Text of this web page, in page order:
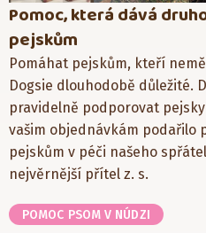
Pomoc, která dává
pejskům
Pomáhat pejskům, kteří
Dogsie dlouhodobě důležité.
pravidelně podporovat
vašim objednávkám podařilo
pejskům v péči našeho
nejvěrnější přítel z. s.
POMOC PSOM V NÚDZI